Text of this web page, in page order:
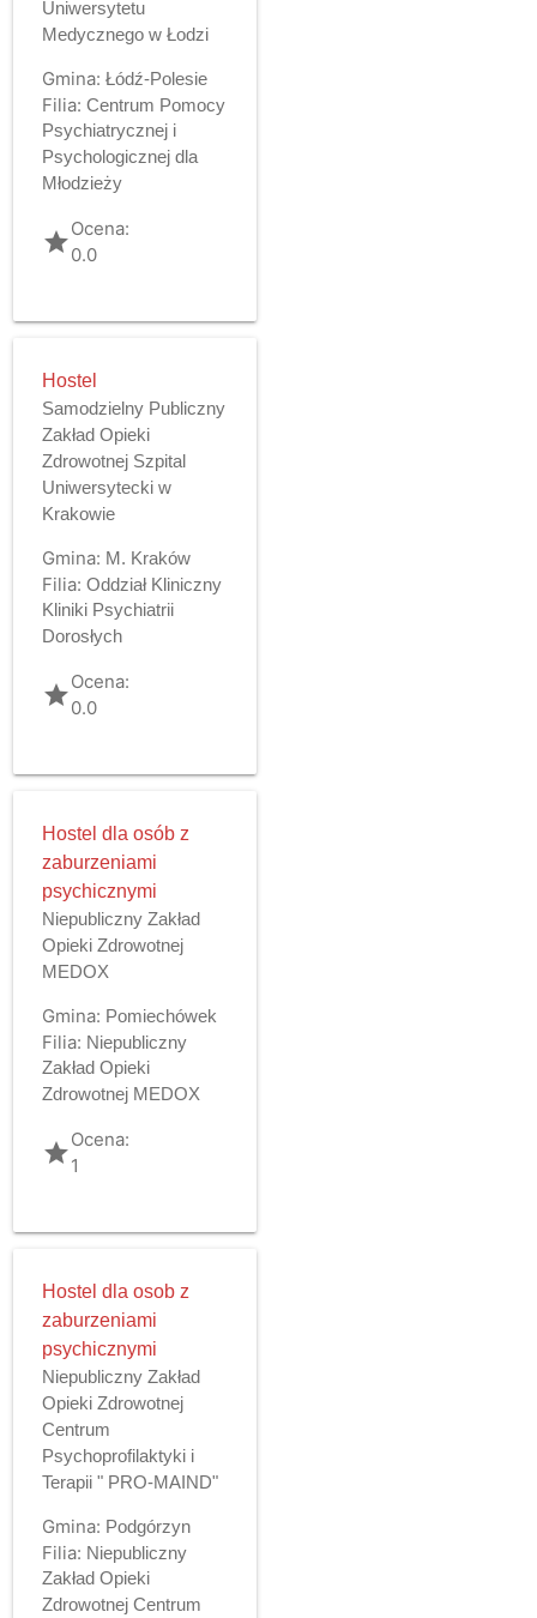
Uniwersytetu
Medycznego w Łodzi
Gmina: Łódź-Polesie
Filia: Centrum Pomocy
Psychiatrycznej i
Psychologicznej dla
Młodzieży
gradeOcena:
0.0
Hostel
Samodzielny Publiczny
Zakład Opieki
Zdrowotnej Szpital
Uniwersytecki w
Krakowie
Gmina: M. Kraków
Filia: Oddział Kliniczny
Kliniki Psychiatrii
Dorosłych
gradeOcena:
0.0
Hostel dla osób z
zaburzeniami
psychicznymi
Niepubliczny Zakład
Opieki Zdrowotnej
MEDOX
Gmina: Pomiechówek
Filia: Niepubliczny
Zakład Opieki
Zdrowotnej MEDOX
gradeOcena:
1
Hostel dla osob z
zaburzeniami
psychicznymi
Niepubliczny Zakład
Opieki Zdrowotnej
Centrum
Psychoprofilaktyki i
Terapii " PRO-MAIND"
Gmina: Podgórzyn
Filia: Niepubliczny
Zakład Opieki
Zdrowotnej Centrum